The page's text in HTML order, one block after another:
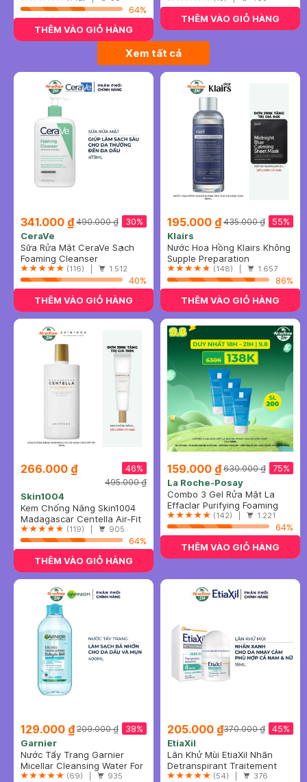
64%
THÊM VÀO GIỎ HÀNG
THÊM VÀO GIỎ HÀNG
Xem tất cả
341.000 ₫ 30%
490.000 ₫
CeraVe
Sữa Rửa Mặt CeraVe Sạch
Sâu Cho Da Thường Đến Da
Dầu 473ml
Foaming Cleanser
(116) | 1.512
40%
THÊM VÀO GIỎ HÀNG
195.000 ₫ 55%
435.000 ₫
Klairs
Nước Hoa Hồng Klairs Không
Mùi Cho Da Nhạy Cảm 180ml
Supple Preparation
Unscented Toner
(148) | 1.657
86%
THÊM VÀO GIỎ HÀNG
266.000 ₫ 46%
495.000 ₫
Skin1004
Kem Chống Nắng Skin1004
Cho Da Nhạy Cảm SPF 50+
50ml
Madagascar Centella Air-Fit
Suncream Plus SPF50+
PA++++
(119) | 905
64%
THÊM VÀO GIỎ HÀNG
159.000 ₫ 75%
630.000 ₫
La Roche-Posay
Combo 3 Gel Rửa Mặt La
Roche-Posay Cho Da Dầu
Nhạy Cảm 50ml
Effaclar Purifying Foaming
Gel
(142) | 1.221
64%
THÊM VÀO GIỎ HÀNG
129.000 ₫ 38%
209.000 ₫
Garnier
Nước Tẩy Trang Garnier
Dành Cho Da Dầu Và Mụn
400ml (Mới)
Micellar Cleansing Water For
Oily & Acne-Prone Skin New
(69) | 935
205.000 ₫ 45%
370.000 ₫
EtiaXil
Lăn Khử Mùi EtiaXil Nhãn
Xanh Cho Da Nhạy Cảm
15ml
Detranspirant Traitement
Roll-On Peaux Sensibles
(54) | 376